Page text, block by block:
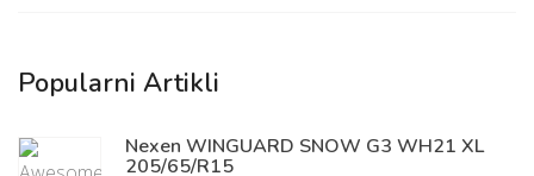
Popularni Artikli
Nexen WINGUARD SNOW G3 WH21 XL
205/65/R15